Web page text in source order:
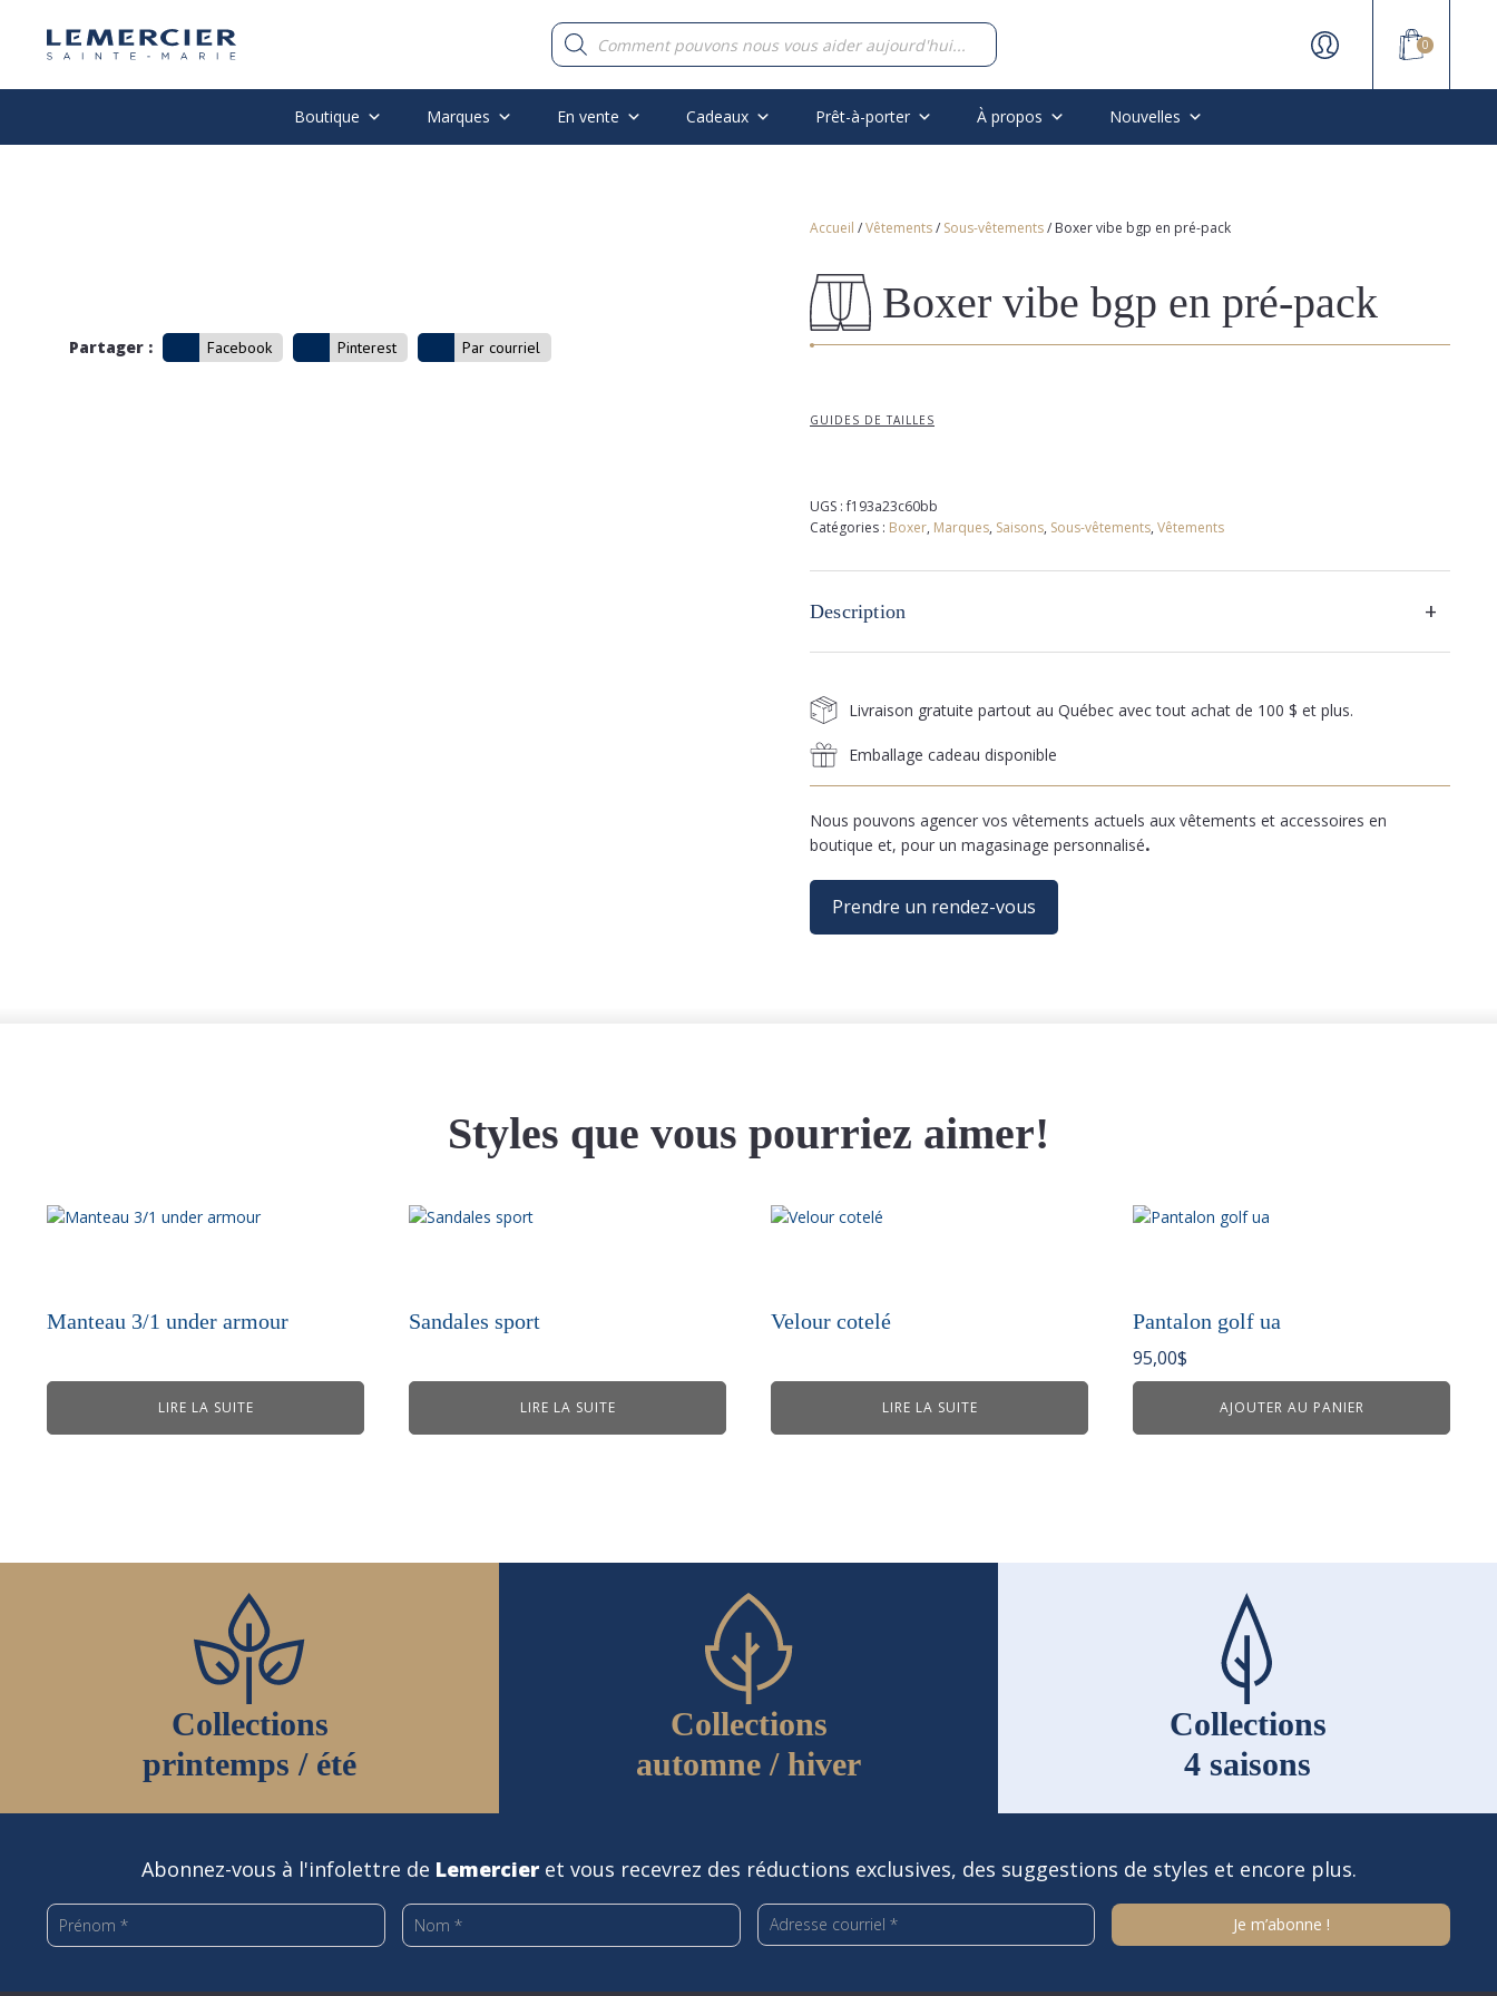
Recherche
de
produits
0
Boutique Marques En vente Cadeaux Prêt-à-porter À propos Nouvelles
Partager : Facebook Pinterest Par courriel
Accueil /Vêtements/ Sous-vêtements/ Boxer vibe bgp en pré-pack
Boxer vibe bgp en pré-pack
GUIDES DE TAILLES
UGS :f193a23c60bb
Catégories : Boxer, Marques, Saisons, Sous-vêtements, Vêtements
Description +
Livraison gratuite partout au Québec avec tout achat de 100 $ et plus.
Emballage cadeau disponible
Nous pouvons agencer vos vêtements actuels aux vêtements et accessoires en
boutique et, pour un magasinage personnalisé.
Prendre un rendez-vous
Styles que vous pourriez aimer!
Manteau 3/1 under armour
LIRE LA SUITE
Sandales sport
LIRE LA SUITE
Velour cotelé
LIRE LA SUITE
Pantalon golf ua
95,00$
AJOUTER AU PANIER
Collections
printemps / été
Collections
automne / hiver
Collections
4 saisons
Abonnez-vous à l'infolettre de Lemercieret vous recevrez des réductions exclusives, des suggestions de styles et encore plus.